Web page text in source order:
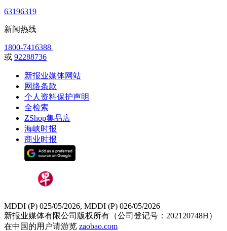
63196319
新闻热线
1800-7416388
或 92288736
新报业媒体网站
网络条款
个人资料保护声明
全检索
ZShop集品店
海峡时报
商业时报
MDDI (P) 025/05/2026, MDDI (P) 026/05/2026
新报业媒体有限公司版权所有（公司登记号：202120748H）
在中国的用户请游览 zaobao.com